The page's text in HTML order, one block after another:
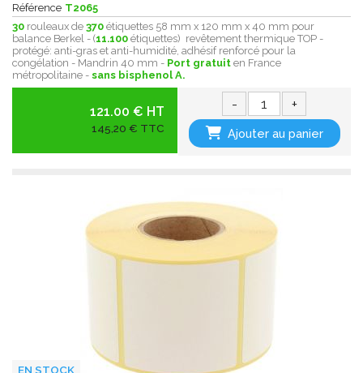
Référence T2065
30 rouleaux de 370 étiquettes 58 mm x 120 mm x 40 mm pour
balance Berkel - (11.100 étiquettes) revêtement thermique TOP -
protégé: anti-gras et anti-humidité , adhésif renforcé pour la
congélation - Mandrin 40 mm - Port gratuit en France
métropolitaine - sans bisphenol A.
121.00 € HT
145,20 € TTC
- +
Ajouter au panier
EN STOCK